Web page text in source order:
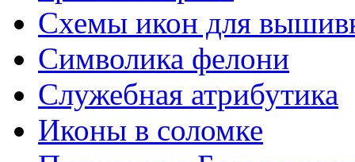
Схемы икон для
Символика фелони
Служебная атрибутика
Иконы в соломке